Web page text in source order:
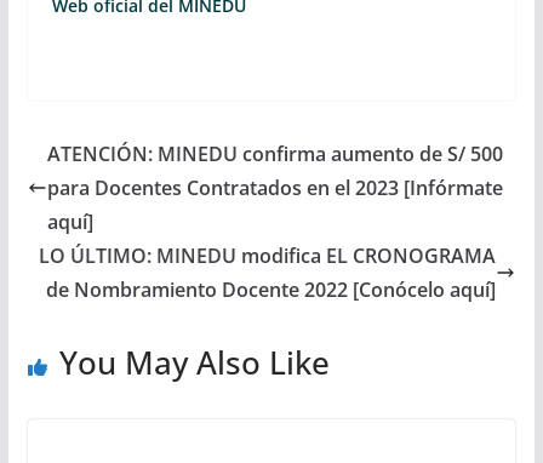
Web oficial del MINEDU
ATENCIÓN: MINEDU confirma aumento de S/ 500
para Docentes Contratados en el 2023 [Infórmate
aquí]
LO ÚLTIMO: MINEDU modifica EL CRONOGRAMA
de Nombramiento Docente 2022 [Conócelo aquí]
You May Also Like